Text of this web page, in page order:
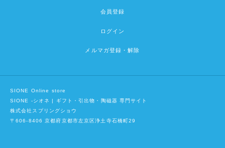
会員登録
ログイン
メルマガ登録・解除
SIONE Online store
SIONE -シオネ | ギフト・引出物・陶磁器 専門サイト
株式会社スプリングショウ
〒606-8406 京都府京都市左京区浄土寺石橋町29